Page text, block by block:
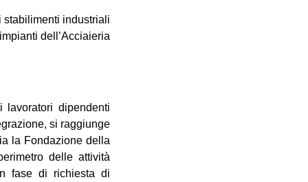
stabilimenti industriali
dell’Acciaieria
dipendenti
si raggiunge
la Fondazione della
delle attività
fase di richiesta di